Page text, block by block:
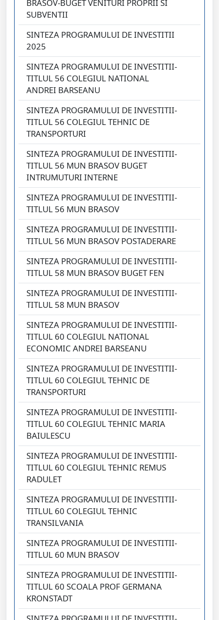
BRASOV-BUGET VENITURI PROPRII SI
SUBVENTII
SINTEZA PROGRAMULUI DE INVESTITII
2025
SINTEZA PROGRAMULUI DE INVESTITII-
TITLUL 56 COLEGIUL NATIONAL
ANDREI BARSEANU
SINTEZA PROGRAMULUI DE INVESTITII-
TITLUL 56 COLEGIUL TEHNIC DE
TRANSPORTURI
SINTEZA PROGRAMULUI DE INVESTITII-
TITLUL 56 MUN BRASOV BUGET
INTRUMUTURI INTERNE
SINTEZA PROGRAMULUI DE INVESTITII-
TITLUL 56 MUN BRASOV
SINTEZA PROGRAMULUI DE INVESTITII-
TITLUL 56 MUN BRASOV POSTADERARE
SINTEZA PROGRAMULUI DE INVESTITII-
TITLUL 58 MUN BRASOV BUGET FEN
SINTEZA PROGRAMULUI DE INVESTITII-
TITLUL 58 MUN BRASOV
SINTEZA PROGRAMULUI DE INVESTITII-
TITLUL 60 COLEGIUL NATIONAL
ECONOMIC ANDREI BARSEANU
SINTEZA PROGRAMULUI DE INVESTITII-
TITLUL 60 COLEGIUL TEHNIC DE
TRANSPORTURI
SINTEZA PROGRAMULUI DE INVESTITII-
TITLUL 60 COLEGIUL TEHNIC MARIA
BAIULESCU
SINTEZA PROGRAMULUI DE INVESTITII-
TITLUL 60 COLEGIUL TEHNIC REMUS
RADULET
SINTEZA PROGRAMULUI DE INVESTITII-
TITLUL 60 COLEGIUL TEHNIC
TRANSILVANIA
SINTEZA PROGRAMULUI DE INVESTITII-
TITLUL 60 MUN BRASOV
SINTEZA PROGRAMULUI DE INVESTITII-
TITLUL 60 SCOALA PROF GERMANA
KRONSTADT